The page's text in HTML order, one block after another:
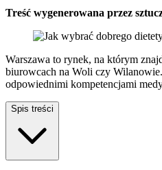
Treść wygenerowana przez
Warszawa to rynek, na którym
biurowcach na Woli czy
odpowiednimi kompetencjami
Spis treści